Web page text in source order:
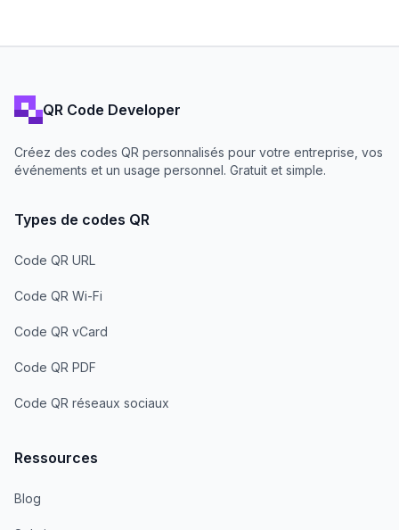
QR Code Developer
Créez des codes QR personnalisés pour votre entreprise, vos
événements et un usage personnel. Gratuit et simple.
Types de codes QR
Code QR URL
Code QR Wi-Fi
Code QR vCard
Code QR PDF
Code QR réseaux sociaux
Ressources
Blog